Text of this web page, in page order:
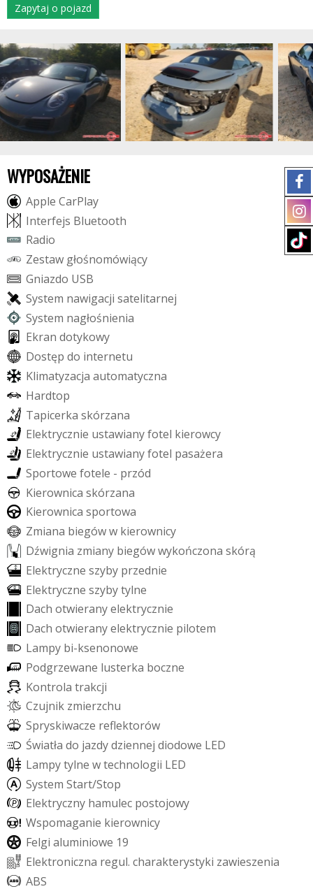
Zapytaj o pojazd
WYPOSAŻENIE
Apple CarPlay
Interfejs Bluetooth
Radio
Zestaw głośnomówiący
Gniazdo USB
System nawigacji satelitarnej
System nagłośnienia
Ekran dotykowy
Dostęp do internetu
Klimatyzacja automatyczna
Hardtop
Tapicerka skórzana
Elektrycznie ustawianyfotel kierowcy
Elektrycznie ustawianyfotel pasażera
Sportowe fotele - przód
Kierownica skórzana
Kierownica sportowa
Zmiana biegóww kierownicy
Dźwignia zmiany biegówwykończona skórą
Elektryczne szyby przednie
Elektryczne szybytylne
Dach otwieranyelektrycznie
Dach otwieranyelektrycznie pilotem
Lampy bi-ksenonowe
Podgrzewane lusterka boczne
Kontrola trakcji
Czujnik zmierzchu
Spryskiwacze refektorów
Światła do jazdydziennej diodowe LED
Lampytylne wtechnologii LED
System Start/Stop
Elektryczny hamulec postojowy
Wspomaganie kierownicy
Felgi aluminiowe 19
Elektroniczna regul. charakterystyki zawieszenia
ABS